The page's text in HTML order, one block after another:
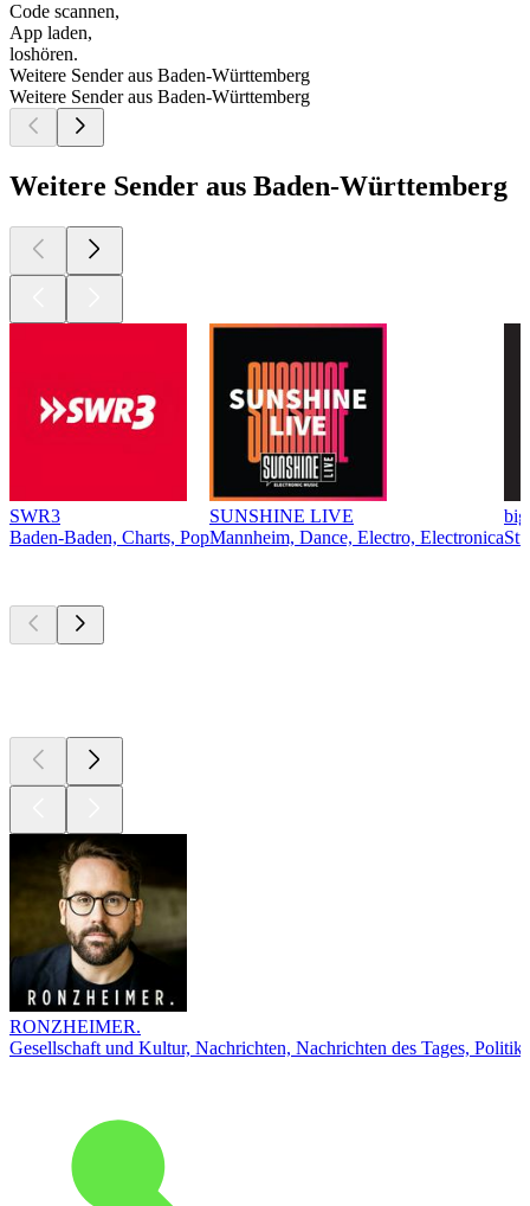
Code scannen,
App laden,
loshören.
Weitere Sender aus Baden-Württemberg
Weitere Sender aus Baden-Württemberg
Weitere Sender aus Baden-Württemberg
SWR3
Baden-Baden, Charts, Pop
SUNSHINE LIVE
Mannheim, Dance, Electro, Electronica
RONZHEIMER.
Gesellschaft und Kultur, Nachrichten, Nachrichten des Tages, Politik